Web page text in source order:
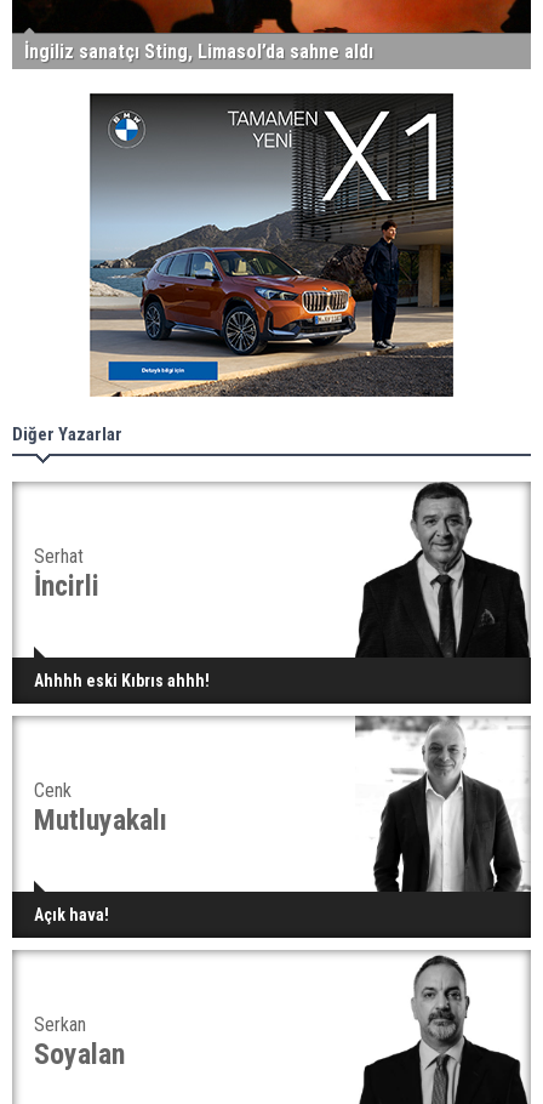
İngiliz sanatçı Sting, Limasol’da sahne aldı
Diğer Yazarlar
Serhat
İncirli
Ahhhh eski Kıbrıs ahhh!
Cenk
Mutluyakalı
Açık hava!
Serkan
Soyalan